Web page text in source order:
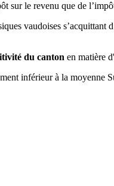
sur le revenu que de
vaudoises s’acquittant
du canton en matière
inférieur à la moyenne